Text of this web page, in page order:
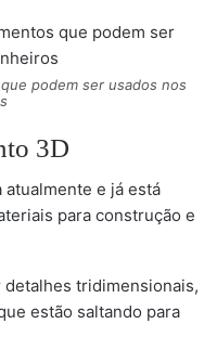
podem ser usados nos
3D
atualmente e já está
para construção e
tridimensionais,
estão saltando para